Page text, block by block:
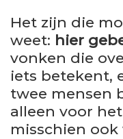
Het zijn die
weet: hier
vonken die
iets betekent,
twee mensen
alleen voor
misschien ook